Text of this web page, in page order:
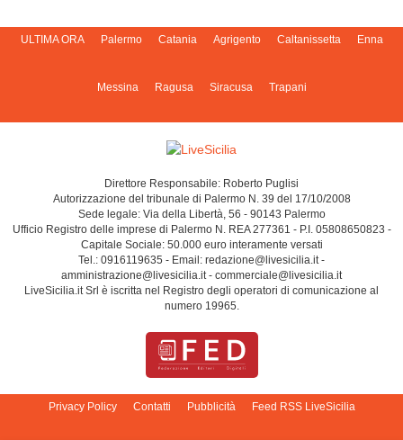
ULTIMA ORA Palermo Catania Agrigento Caltanissetta Enna
Messina Ragusa Siracusa Trapani
Direttore Responsabile: Roberto Puglisi
Autorizzazione del tribunale di Palermo N. 39 del 17/10/2008
Sede legale: Via della Libertà, 56 - 90143 Palermo
Ufficio Registro delle imprese di Palermo N. REA 277361 - P.I. 05808650823 -
Capitale Sociale: 50.000 euro interamente versati
Tel.: 0916119635 - Email: redazione@livesicilia.it -
amministrazione@livesicilia.it - commerciale@livesicilia.it
LiveSicilia.it Srl è iscritta nel Registro degli operatori di comunicazione al
numero 19965.
Privacy Policy Contatti Pubblicità Feed RSS LiveSicilia